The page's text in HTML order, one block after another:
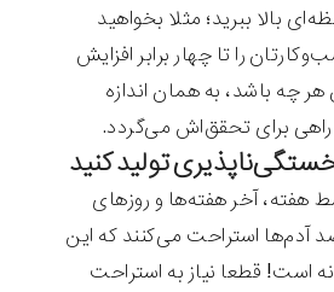
بالا ببرید؛ مثلا بخواهید
را تا چهار برابر افزایش
چه باشد، به همان اندازه
برای تحقق‌اش می‌گردد.
آخر هفته‌ها و روزهای
۹۸ درصد آدم‌ها استراحت می‌کنند که این
است! قطعا نیاز به استراحت